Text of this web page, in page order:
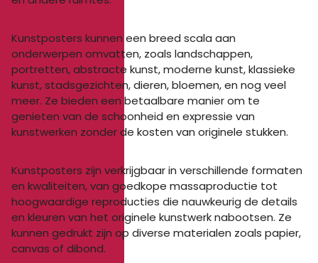
Kunstposters kunnen een breed scala aan
onderwerpen omvatten, zoals landschappen,
portretten, abstracte kunst, moderne kunst, klassieke
kunst, stadsgezichten, dieren, bloemen, en nog veel
meer. Ze bieden een betaalbare manier om te
genieten van de schoonheid en expressie van
kunstwerken zonder de kosten van originele stukken.
Kunstposters zijn verkrijgbaar in verschillende formaten
en kwaliteiten, van goedkope massaproductie tot
hoogwaardige reproducties die nauwkeurig de details
en kleuren van het originele kunstwerk nabootsen. Ze
kunnen gedrukt zijn op diverse materialen zoals papier,
canvas of dibond.